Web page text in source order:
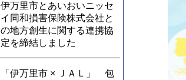
伊万里市とあいおいニッセ
イ同和損害保険株式会社と
の地方創生に関する連携協
定を締結しました
「伊万里市 × ＪＡＬ」 包